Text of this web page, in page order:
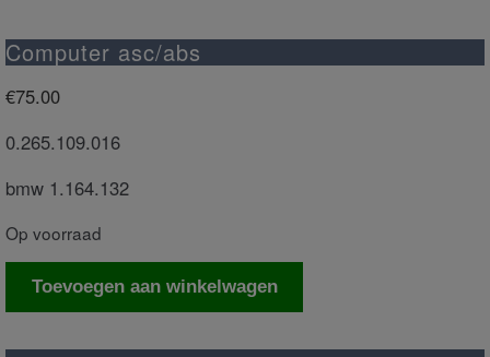
Computer asc/abs
€75.00
0.265.109.016
bmw 1.164.132
Op voorraad
Computer
Toevoegen aan winkelwagen